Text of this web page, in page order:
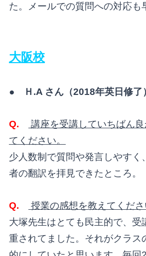
た。メールでの質問への対応も
大阪校
● Ｈ.A さん（2018年英日修了
Q.
講座を受講していちばん良
てください。
少人数制で質問や発言しやすく
者の翻訳を拝見できたところ。
Q.
授業の感想を教えてくださ
大塚先生はとても民主的で、受
重されてました。それがクラス